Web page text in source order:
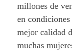
millones de
en
mejor calidad
muchas